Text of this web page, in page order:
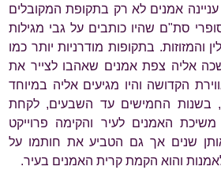
אמנים לא רק בתקופת המקובלים
סת"ם שהיו כותבים על גבי מגילות
בתקופות מודרניות יותר כמו
ה- 19 וה- 20 משכה אליה צפת אמנים שאהבו לצייר את
הקדושה והיו מגיעים אליה במיוחד
בשנות החמישים עד השבעים, לקחת
האמנים לעיר והקימה פרוייקט
שנים אך גם הטביע את חותמו על
והוא הקמת קרית האמנים בעיר.